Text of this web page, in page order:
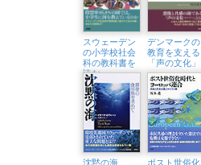
スウェーデン
の小学校社会
科の教科書を
読む
デンマークの
教育を支える
「声の文化」
沈黙の海
ポスト世俗化